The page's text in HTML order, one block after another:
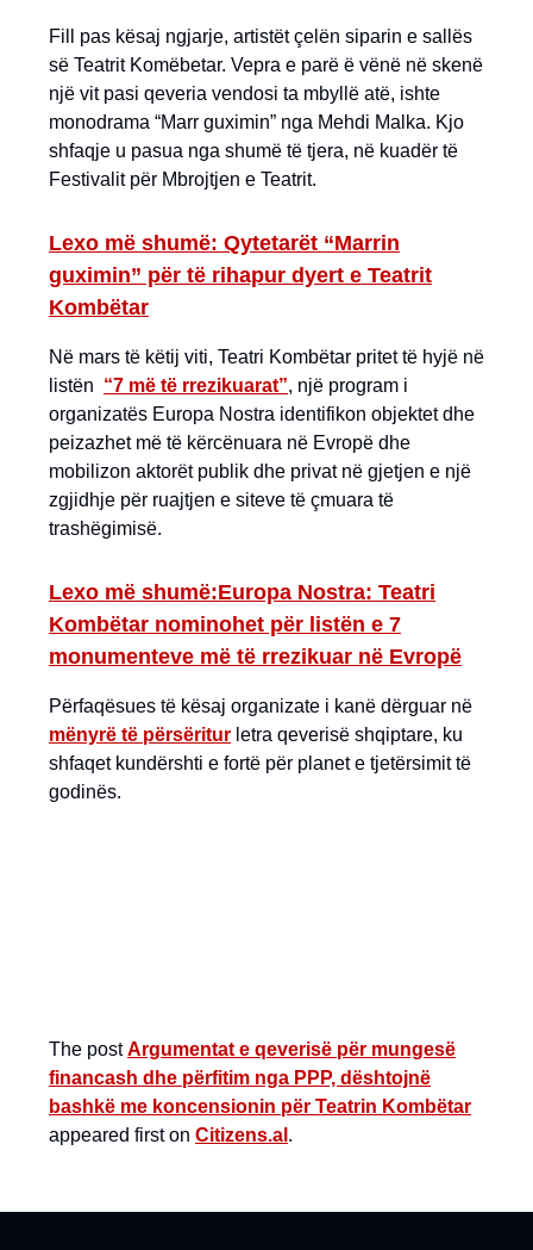
Fill pas kësaj ngjarje, artistët çelën siparin e sallës
së Teatrit Komëbetar. Vepra e parë ë vënë në skenë
një vit pasi qeveria vendosi ta mbyllë atë, ishte
monodrama “Marr guximin” nga Mehdi Malka. Kjo
shfaqje u pasua nga shumë të tjera, në kuadër të
Festivalit për Mbrojtjen e Teatrit.
Lexo më shumë: Qytetarët “Marrin
guximin” për të rihapur dyert e Teatrit
Kombëtar
Në mars të këtij viti, Teatri Kombëtar pritet të hyjë në
listën “7 më të rrezikuarat”, një program i
organizatës Europa Nostra identifikon objektet dhe
peizazhet më të kërcënuara në Evropë dhe
mobilizon aktorët publik dhe privat në gjetjen e një
zgjidhje për ruajtjen e siteve të çmuara të
trashëgimisë.
Lexo më shumë:Europa Nostra: Teatri
Kombëtar nominohet për listën e 7
monumenteve më të rrezikuar në Evropë
Përfaqësues të kësaj organizate i kanë dërguar në
mënyrë të përsëritur letra qeverisë shqiptare, ku
shfaqet kundërshti e fortë për planet e tjetërsimit të
godinës.
The postArgumentat e qeverisë për mungesë
financash dhe përfitim nga PPP, dështojnë
bashkë me koncensionin për Teatrin Kombëtar
appeared first on Citizens.al .